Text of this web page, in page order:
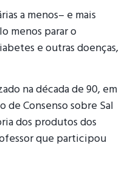
a menos– e mais
menos parar o
e outras doenças,
na década de 90, em
de Consenso sobre Sal
dos produtos dos
que participou